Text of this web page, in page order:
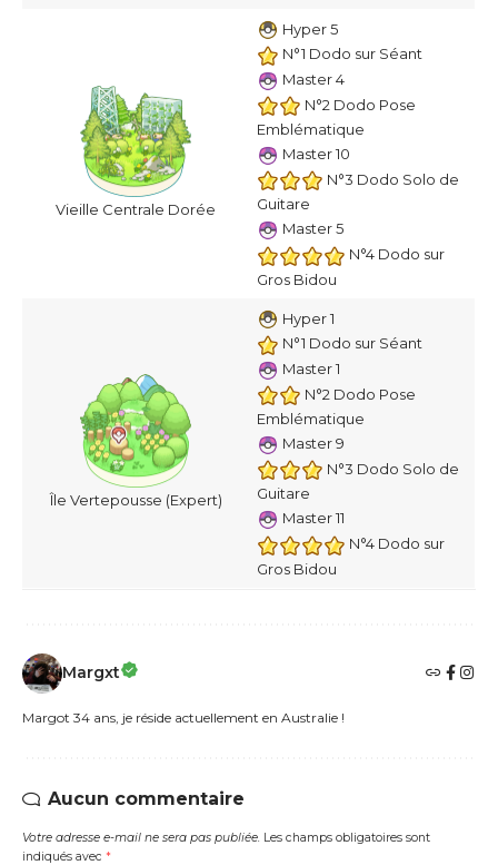
Vieille Centrale Dorée
Hyper 5
N°1 Dodo sur Séant
Master 4
N°2 Dodo Pose
Emblématique
Master 10
N°3 Dodo Solo de
Guitare
Master 5
N°4 Dodo sur
Gros Bidou
Île Vertepousse (Expert)
Hyper 1
N°1 Dodo sur Séant
Master 1
N°2 Dodo Pose
Emblématique
Master 9
N°3 Dodo Solo de
Guitare
Master 11
N°4 Dodo sur
Gros Bidou
Margxt
Margot 34 ans, je réside actuellement en Australie !
Aucun commentaire
Votre adresse e-mail ne sera pas publiée. Les champs obligatoires sont
indiqués avec *